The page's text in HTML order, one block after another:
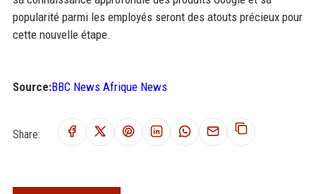
popularité parmi les employés seront des atouts précieux pour
cette nouvelle étape.
Source:BBC News Afrique News
Share: